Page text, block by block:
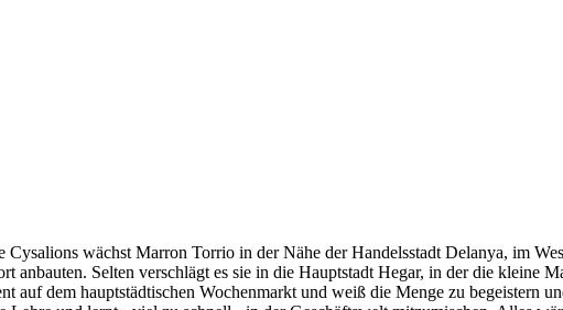
wächst Marron Torrio in der Nähe der Handelsstadt Delanya, im
anbauten. Selten verschlägt es sie in die Hauptstadt Hegar, in der die kleine
auf dem hauptstädtischen Wochenmarkt und weiß die Menge zu begeistern